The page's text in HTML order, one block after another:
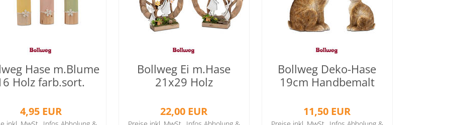
Hase m.Blume
Holz farb.sort.
4,95 EUR
Bollweg Ei m.Hase
21x29 Holz
22,00 EUR
Bollweg Deko-Hase
19cm Handbemalt
11,50 EUR